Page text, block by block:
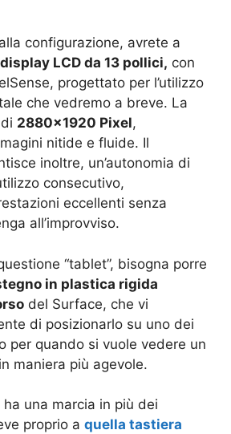
configurazione, avrete a
display LCD da 13 pollici, con
progettato per l’utilizzo
che vedremo a breve. La
2880×1920 Pixel,
nitide e fluide. Il
inoltre, un’autonomia di
consecutivo,
eccellenti senza
all’improvviso.
“tablet”, bisogna porre
in plastica rigida
del Surface, che vi
di posizionarlo su uno dei
per quando si vuole vedere un
maniera più agevole.
una marcia in più dei
proprio a quella tastiera